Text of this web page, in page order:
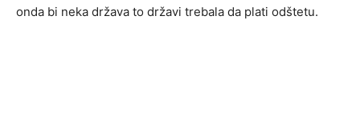
onda bi neka država to državi trebala da plati odštetu.